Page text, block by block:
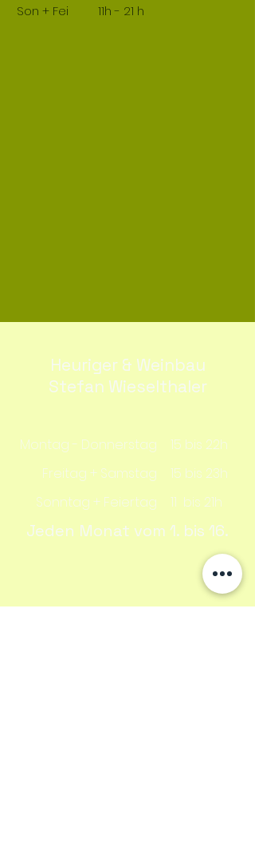
Son + Fei
11h - 21 h
Heuriger & Weinbau
Stefan Wieselthaler
Montag - Donnerstag
Freitag + Samstag
Sonntag + Feiertag
15 bis 22h
15 bis 23h
11 bis 21h
Jeden Monat vom 1. bis 16.